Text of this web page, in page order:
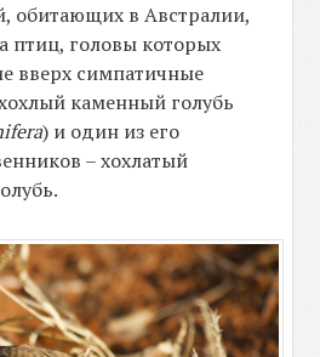
обитающих в Австралии,
птиц, головы которых
вверх симпатичные
каменный голубь
) и один из его
– хохлатый